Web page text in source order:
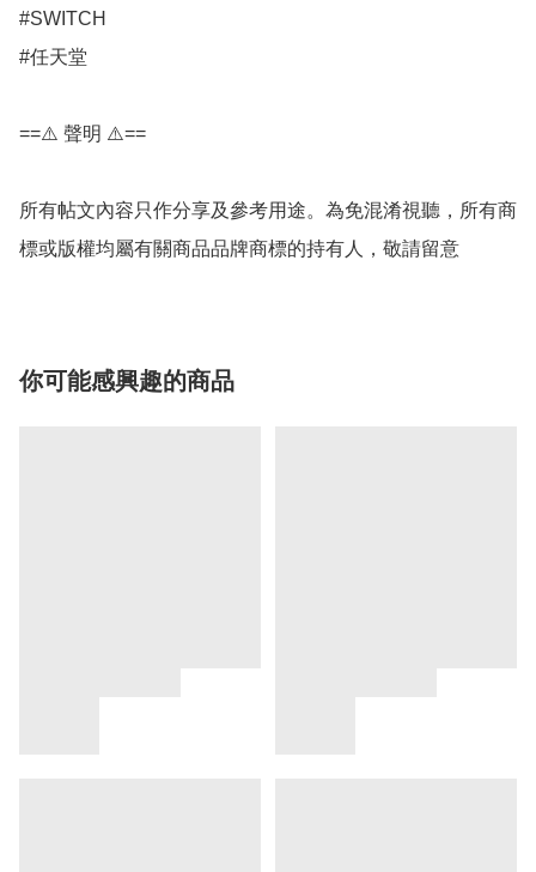
#SWITCH
#任天堂
==⚠️ 聲明 ⚠️==
所有帖文內容只作分享及參考用途。為免混淆視聽，所有商
標或版權均屬有關商品品牌商標的持有人，敬請留意
你可能感興趣的商品